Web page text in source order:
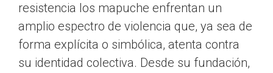
resistencia los mapuche enfrentan un
amplio espectro de violencia que, ya sea de
forma explícita o simbólica, atenta contra
su identidad colectiva. Desde su fundación,